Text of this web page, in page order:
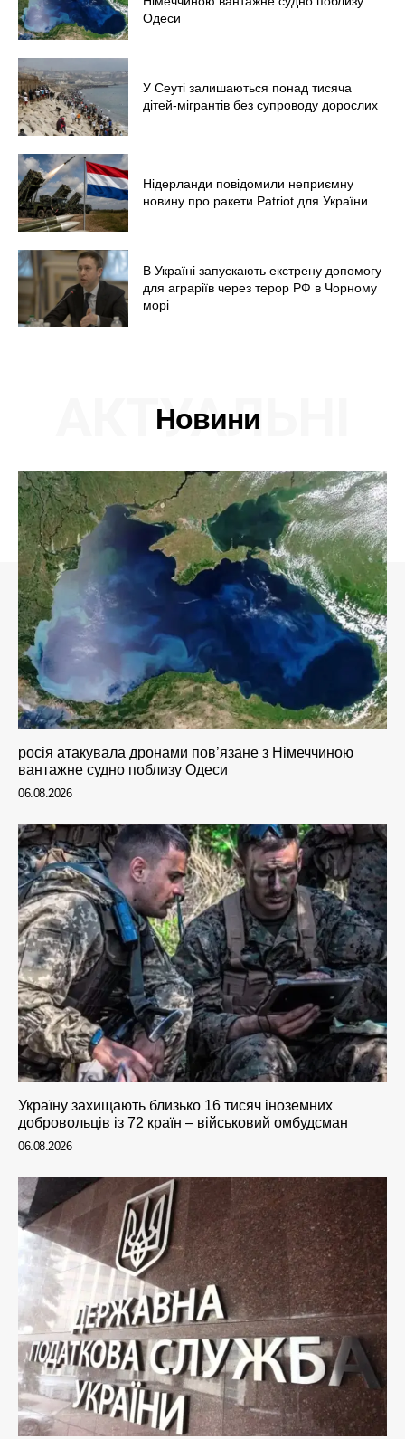
Київ
Україна
Економіка
Політика
Світ
Технології
Війна
Одеси
У Сеуті залишаються понад тисяча
дітей-мігрантів без супроводу дорослих
Нідерланди повідомили неприємну
новину про ракети Patriot для України
В Україні запускають екстрену допомогу
для аграріїв через терор РФ в Чорному
морі
Новини
АКТУАЛЬНІ
росія атакувала дронами пов’язане з Німеччиною
вантажне судно поблизу Одеси
06.08.2026
Україну захищають близько 16 тисяч іноземних
добровольців із 72 країн – військовий омбудсман
06.08.2026